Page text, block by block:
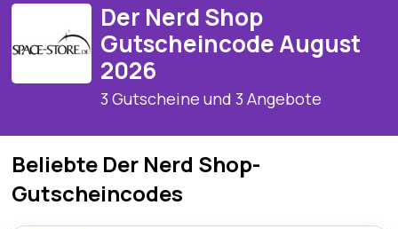
Der Nerd Shop
Gutscheincode August
2026
3 Gutscheine und 3 Angebote
Beliebte Der Nerd Shop-
Gutscheincodes